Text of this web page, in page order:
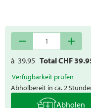
remove add
à 39.95 Total CHF
Verfügbarkeit prüfen
Abholbereit in ca. 2
Abholen